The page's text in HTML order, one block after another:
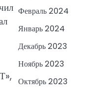
Февраль 2024
Январь 2024
Декабрь 2023
Ноябрь 2023
Октябрь 2023